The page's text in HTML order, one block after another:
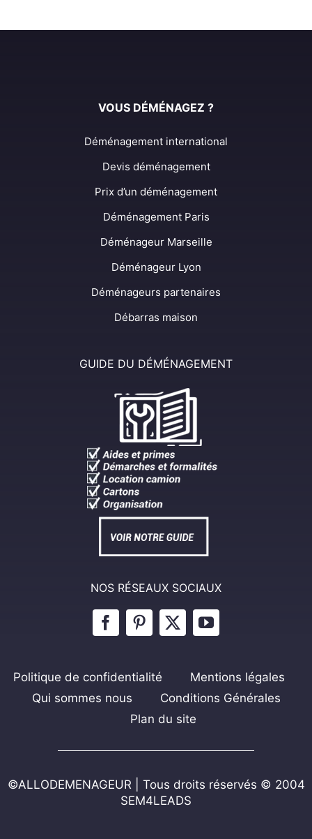
VOUS DÉMÉNAGEZ ?
Déménagement international
Devis déménagement
Prix d’un déménagement
Déménagement Paris
Déménageur Marseille
Déménageur Lyon
Déménageurs partenaires
Débarras maison
GUIDE DU DÉMÉNAGEMENT
NOS RÉSEAUX SOCIAUX
Politique de confidentialité
Mentions légales
Qui sommes nous
Conditions Générales
Plan du site
©ALLODEMENAGEUR | Tous droits réservés © 2004
SEM4LEADS